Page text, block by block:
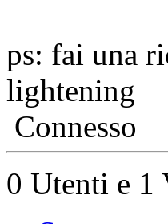
ps: fai una
lightening
Connesso
0 Utenti e 1